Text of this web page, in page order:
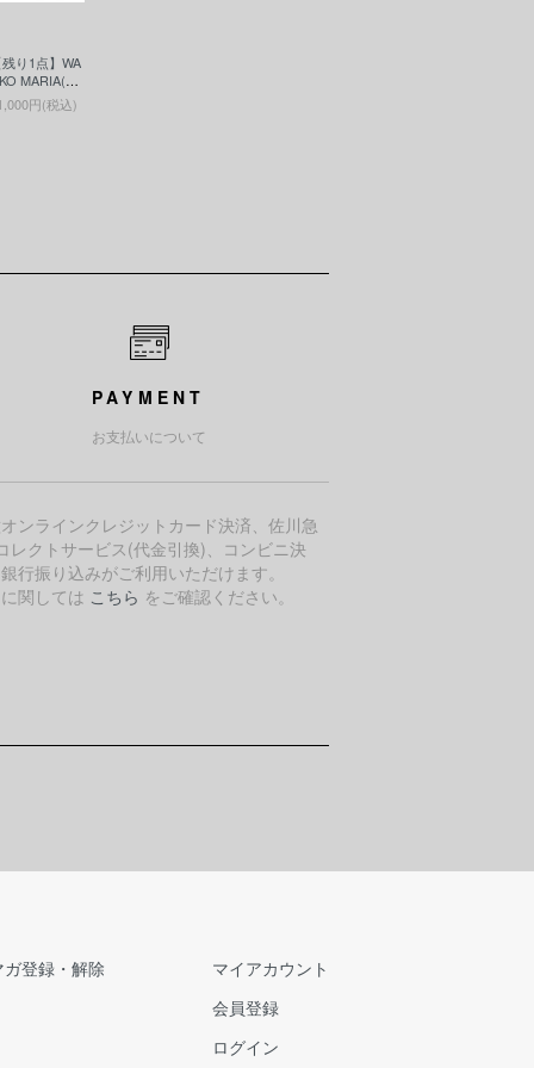
り1点】WA
MARIA(ワ
リア)WASH
HEAVY WEI
円(税込)
PAYMENT
お支払いについて
ンラインクレジットカード決済、佐川急
レクトサービス(代金引換)、コンビニ決
行振り込みがご利用いただけます。
関しては こちら をご確認ください。
登録・解除
マイアカウント
会員登録
ログイン